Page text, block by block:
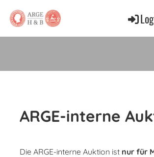
ARGE-interne
Die ARGE-interne Auktion ist nur für